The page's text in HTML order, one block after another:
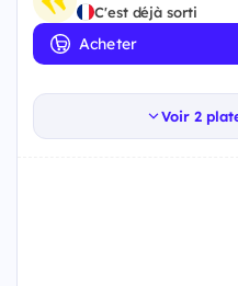
C'est déjà sorti
Acheter
Voir 2